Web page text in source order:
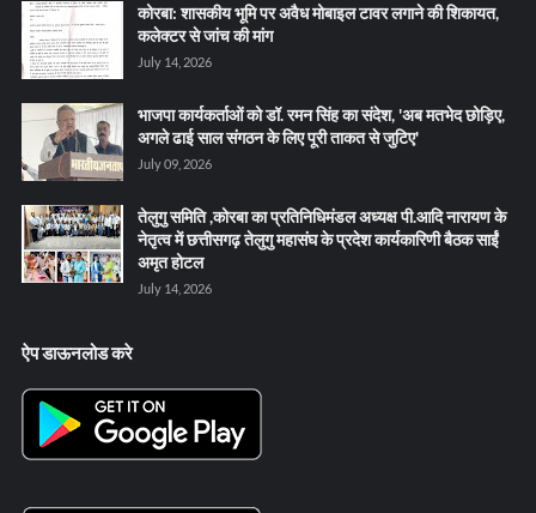
कोरबा: शासकीय भूमि पर अवैध मोबाइल टावर लगाने की शिकायत,
कलेक्टर से जांच की मांग
July 14, 2026
भाजपा कार्यकर्ताओं को डॉ. रमन सिंह का संदेश, 'अब मतभेद छोड़िए,
अगले ढाई साल संगठन के लिए पूरी ताकत से जुटिए'
July 09, 2026
तेलुगु समिति ,कोरबा का प्रतिनिधिमंडल अध्यक्ष पी.आदि नारायण के
नेतृत्व में छत्तीसगढ़ तेलुगु महासंघ के प्रदेश कार्यकारिणी बैठक साईं
अमृत होटल
July 14, 2026
ऐप डाऊनलोड करे